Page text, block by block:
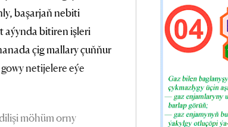
başarjaň nebiti
aýynda bitiren işleri
çig mallary çuňňur
netijelere eýe
möhüm orny